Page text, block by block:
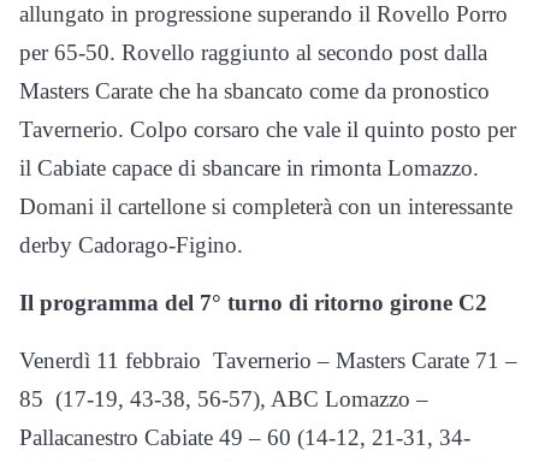
allungato in progressione superando il Rovello Porro
per 65-50. Rovello raggiunto al secondo post dalla
Masters Carate che ha sbancato come da pronostico
Tavernerio. Colpo corsaro che vale il quinto posto per
il Cabiate capace di sbancare in rimonta Lomazzo.
Domani il cartellone si completerà con un interessante
derby Cadorago-Figino.
Il programma del 7° turno di ritorno girone C2
Venerdì 11 febbraio Tavernerio – Masters Carate 71 –
85 (17-19, 43-38, 56-57), ABC Lomazzo –
Pallacanestro Cabiate 49 – 60 (14-12, 21-31, 34-